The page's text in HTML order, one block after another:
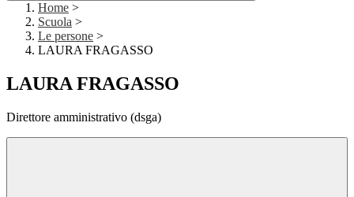
Home >
Scuola >
Le persone >
LAURA FRAGASSO
LAURA FRAGASSO
Direttore amministrativo (dsga)